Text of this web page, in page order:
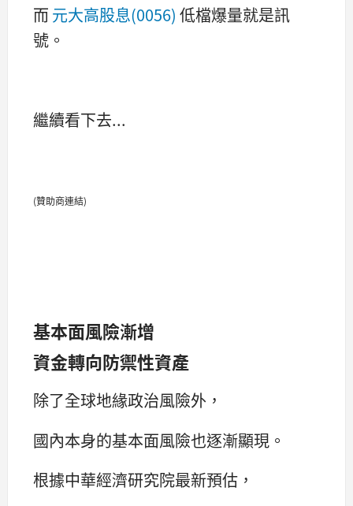
而 元大高股息(0056) 低檔爆量就是訊
號。
繼續看下去...
(贊助商連結)
基本面風險漸增
資金轉向防禦性資產
除了全球地緣政治風險外，
國內本身的基本面風險也逐漸顯現。
根據中華經濟研究院最新預估，